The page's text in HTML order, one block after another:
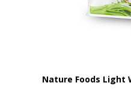
Nature Foods Light